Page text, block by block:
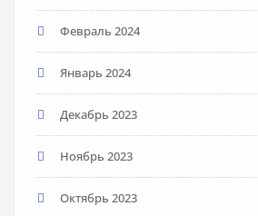
Февраль 2024
Январь 2024
Декабрь 2023
Ноябрь 2023
Октябрь 2023